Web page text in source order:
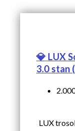
💎 LUX
3.0 stan
LUX